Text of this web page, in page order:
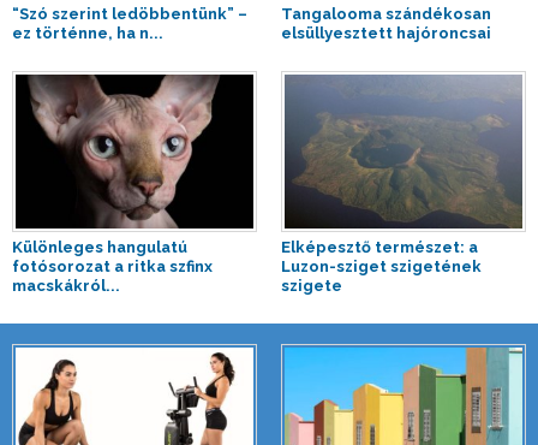
“Szó szerint ledöbbentünk” –
ez történne, ha n...
Tangalooma szándékosan
elsüllyesztett hajóroncsai
Különleges hangulatú
fotósorozat a ritka szfinx
macskákról...
Elképesztő természet: a
Luzon-sziget szigetének
szigete